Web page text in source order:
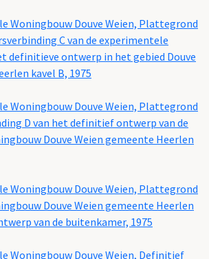
Woningbouw Douve Weien, Plattegrond
C van de experimentele
definitieve ontwerp in het gebied Douve
kavel B, 1975
Woningbouw Douve Weien, Plattegrond
D van het definitief ontwerp van de
Douve Weien gemeente Heerlen
Woningbouw Douve Weien, Plattegrond
Douve Weien gemeente Heerlen
van de buitenkamer, 1975
Woningbouw Douve Weien, Definitief